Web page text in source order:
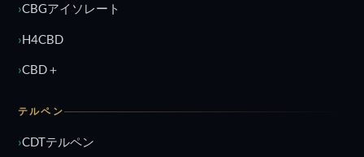
CBGアイソレート
H4CBD
CBD＋
テルペン
CDTテルペン